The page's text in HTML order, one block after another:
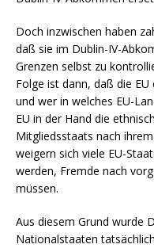
Doch inzwischen haben
daß sie im Dublin-IV-
Grenzen selbst zu
Folge ist dann, daß die
und wer in welches EU-
EU in der Hand die
Mitgliedsstaats nach
weigern sich viele EU-
werden, Fremde nach
müssen.
Aus diesem Grund wurde
Nationalstaaten